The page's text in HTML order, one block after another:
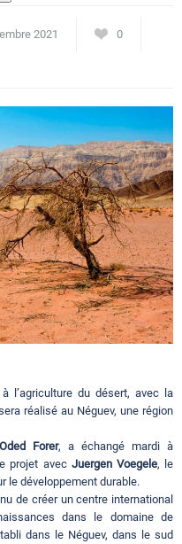
2021 0
l’agriculture du désert, avec la
réalisé au Néguev, une région
Oded Forer, a échangé mardi à
projet avec Juergen Voegele, le
le développement durable.
de créer un centre international
dans le domaine de
dans le Néguev, dans le sud